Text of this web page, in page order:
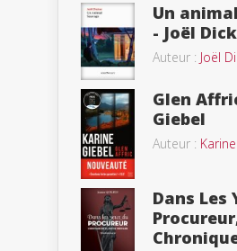
Un
- Joël
Auteur : Joël
Glen
Giebel
Auteur :
Dans Les